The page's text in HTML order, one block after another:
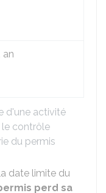
d'une activité
le contrôle
du permis
an
date limite du
perd sa